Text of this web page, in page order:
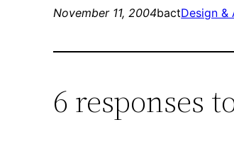
November 11, 2004bactDesign &
6 responses